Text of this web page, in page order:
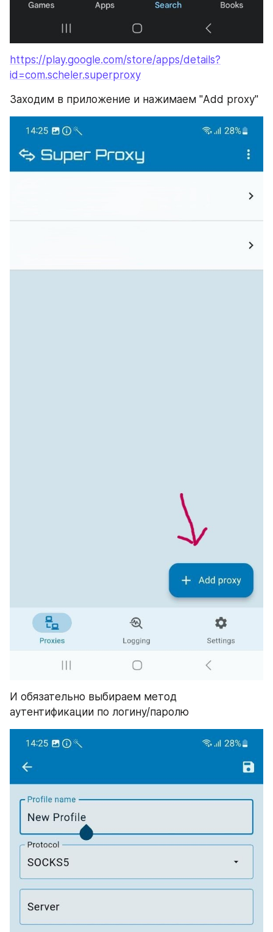
https://play.google.com/store/apps/details?
id=com.scheler.superproxy
Заходим в приложение и нажимаем "Add proxy"
И обязательно выбираем метод
аутентификации по логину/паролю